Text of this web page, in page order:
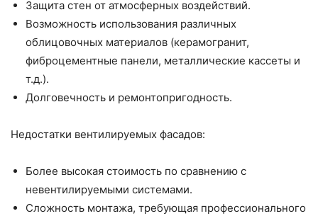
Защита стен от атмосферных воздействий.
Возможность использования различных
облицовочных материалов (керамогранит,
фиброцементные панели, металлические кассеты и
т.д.).
Долговечность и ремонтопригодность.
Недостатки вентилируемых фасадов:
Более высокая стоимость по сравнению с
невентилируемыми системами.
Сложность монтажа, требующая профессионального